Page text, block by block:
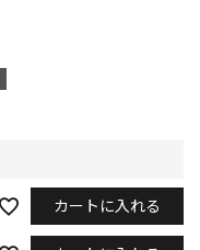
カートに入れる